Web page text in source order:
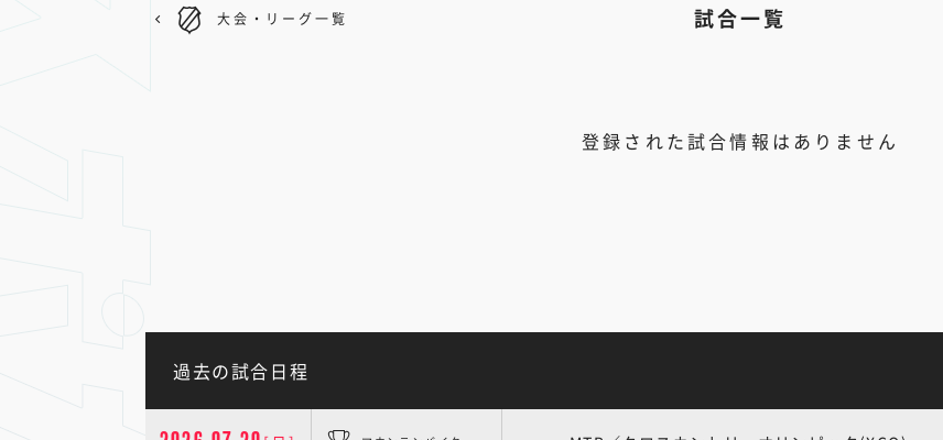
試合一覧
大会・リーグ一覧
登録された試合情報はありません
過去の試合日程